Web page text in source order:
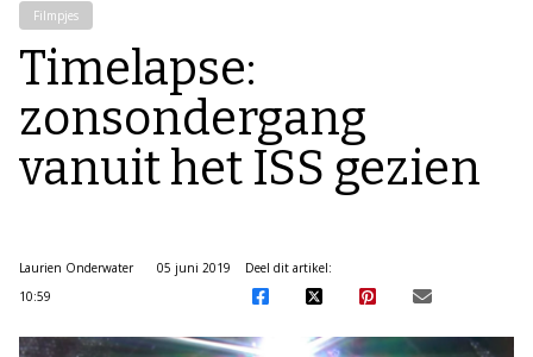
Filmpjes
Timelapse:
zonsondergang
vanuit het ISS gezien
Laurien Onderwater
05 juni 2019
10:59
Deel dit artikel: